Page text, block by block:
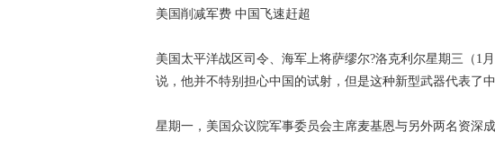
美国削减军费 中国飞速赶超
美国太平洋战区司令、海军上将萨缪尔?洛克利尔星期三（1
说，他并不特别担心中国的试射，但是这种新型武器代表了
星期一，美国众议院军事委员会主席麦基恩与另外两名资深